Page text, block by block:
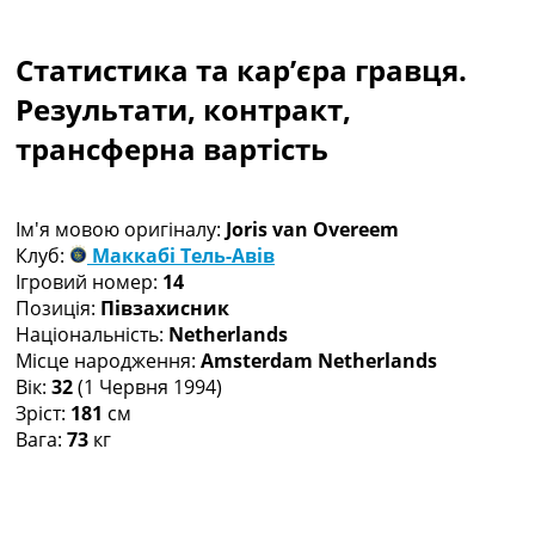
Чемпіонат Світу
Україна. Прем’єр-Ліга
Україна. Перша Ліга
Ліга Чемпіонів
Ще Турніри >>>
Таблиці
Чемпіонат Світу. Турнирні таблиці
Таблиця УПЛ
Перша Ліга
Таблиця АПЛ
Таблиця Ла Ліги
Таблиця Ліги Чемпіонів
Всі таблиці >>>
Статистика та кар’єра гравця.
Результати, контракт,
трансферна вартість
Ім'я мовою оригіналу: Joris van Overeem
Клуб:
Маккабі Тель-Авів
Ігровий номер: 14
Позиція: Півзахисник
Національність: Netherlands
Місце народження: Amsterdam Netherlands
Вік: 32(1 Червня 1994)
Зріст: 181 см
Вага: 73 кг